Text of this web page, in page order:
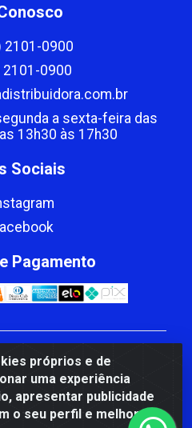
próprios e de
uma experiência
apresentar publicidade
o seu perfil e melhorar a
2101-0900
2101-0900
a sexta-feira das
13h30 às 17h30
Sociais
Pagamento
PEÇAS LTDA Matriz - av
1249 - Coramara , Cachoeiro
29.311-310 - CNPJ
0001-41